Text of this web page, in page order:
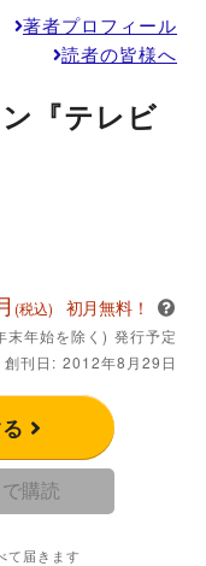
著者プロフィール
読者の皆様へ
『テレビ
(税込) 初月無料！
末年始を除く) 発行予定
創刊日: 2012年8月29日
購読
て届きます